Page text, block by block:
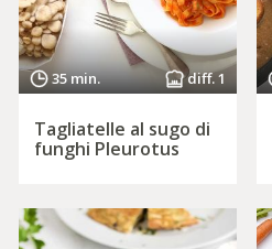
35 min. diff. 1
Tagliatelle al sugo di
funghi Pleurotus